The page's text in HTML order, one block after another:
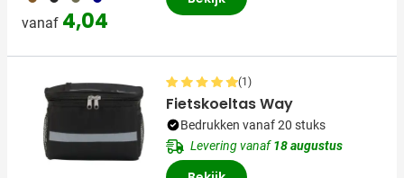
vanaf 4,04
(1)
Fietskoeltas Way
Bedrukken vanaf 20 stuks
Levering vanaf18 augustus